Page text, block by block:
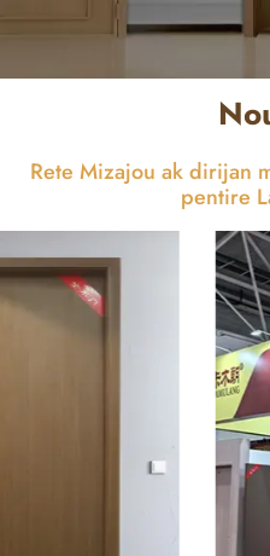
Rete Mizajou ak dirijan
pentire